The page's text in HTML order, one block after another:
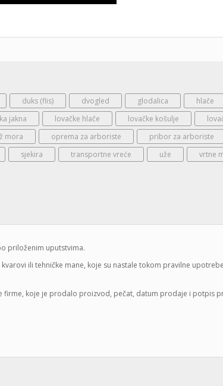
duks (flis) dvogled glodalica
hlače
jakna lovačke hlače lovačke košulje
mora oprema za arboriste pribor za arboriste
sjekira transportne vreće uže
vrtne
priloženim uputstvima.
ili tehničke mane, koje su nastale tokom pravilne
firme, koje je prodalo proizvod, pečat, datum prodaje i potpis